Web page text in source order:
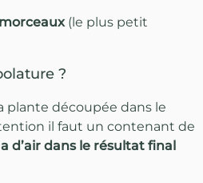
(le plus petit
?
plante découpée dans le
il faut un contenant de
d’air dans le résultat final